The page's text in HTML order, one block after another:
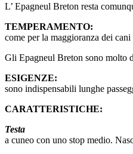
L’ Epagneul Breton resta
TEMPERAMENTO:
come per la maggioranza dei
Gli Epagneul Breton sono molto
ESIGENZE:
sono indispensabili lunghe
CARATTERISTICHE:
Testa
a cuneo con uno stop medio.